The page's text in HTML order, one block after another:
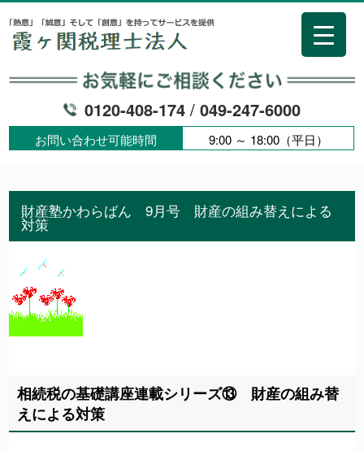
0120-408-174 / 049-247-6000
お問い合わせ可能時間 9:00 ～ 18:00（平日）
財産塾かわらばん 9月号 財産の組み替えによる
対策
相続税の基礎講座連載シリーズ⑬ 財産の組み替
えによる対策